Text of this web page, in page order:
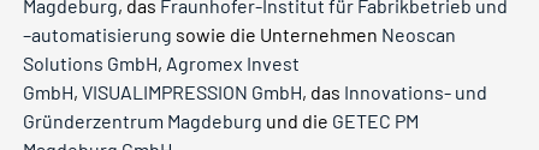
Magdeburg, das Fraunhofer-Institut für Fabrikbetrieb und
–automatisierung sowie die Unternehmen Neoscan
Solutions GmbH, Agromex Invest
GmbH,VISUALIMPRESSION GmbH, das Innovations- und
Gründerzentrum Magdeburg und die GETEC PM